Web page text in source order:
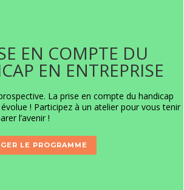
EN COMPTE DU
EN ENTREPRISE
La prise en compte du handicap
! Participez à un atelier pour vous tenir
l’avenir !
LE PROGRAMME